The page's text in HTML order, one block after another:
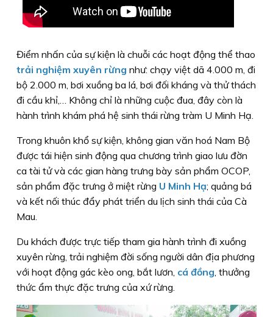
Điểm nhấn của sự kiện là chuỗi các hoạt động thể thao
trải nghiệm xuyên rừng như: chạy việt dã 4.000 m, đi
bộ 2.000 m, bơi xuồng ba lá, bơi đối kháng và thử thách
đi cầu khỉ,… Không chỉ là những cuộc đua, đây còn là
hành trình khám phá hệ sinh thái rừng tràm U Minh Hạ.
Trong khuôn khổ sự kiện, không gian văn hoá Nam Bộ
được tái hiện sinh động qua chương trình giao lưu đờn
ca tài tử và các gian hàng trưng bày sản phẩm OCOP,
sản phẩm đặc trưng ở miệt rừng U Minh Hạ; quảng bá
và kết nối thúc đẩy phát triển du lịch sinh thái của Cà
Mau.
Du khách được trực tiếp tham gia hành trình đi xuồng
xuyên rừng, trải nghiệm đời sống người dân địa phương
với hoạt động gác kèo ong, bắt lươn, cá đồng, thưởng
thức ẩm thực đặc trưng của xứ rừng.